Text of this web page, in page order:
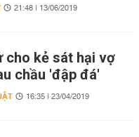
21:48 | 13/06/2019
cho kẻ sát hại vợ
chầu 'đập đá'
16:35 | 23/04/2019